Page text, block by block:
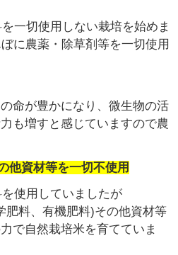
一切使用しない栽培を始めま
に農薬・除草剤等を一切使用
命が豊かになり、微生物の活
も増すと感じていますので農
他資材等を一切不使用
使用していましたが
肥料、有機肥料)その他資材等
で自然栽培米を育てていま